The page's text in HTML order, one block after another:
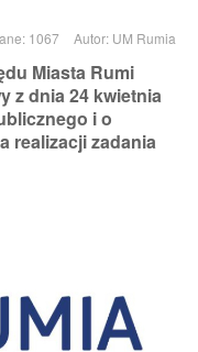
1067 Autor: UM Rumia
Miasta Rumi
z dnia 24 kwietnia
i o
realizacji zadania